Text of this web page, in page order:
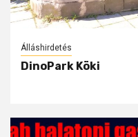
Álláshirdetés
DinoPark Köki